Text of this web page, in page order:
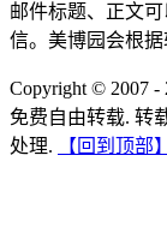
邮件标题、正文
信。美博园会根据
Copyright © 2007
免费自由转载. 转
处理.
【回到顶部】